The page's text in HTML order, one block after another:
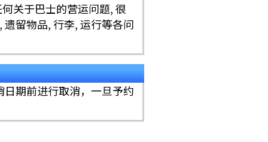
关于巴士的营运问题, 很
留物品, 行李, 运行等各问
期前进行取消，一旦予约